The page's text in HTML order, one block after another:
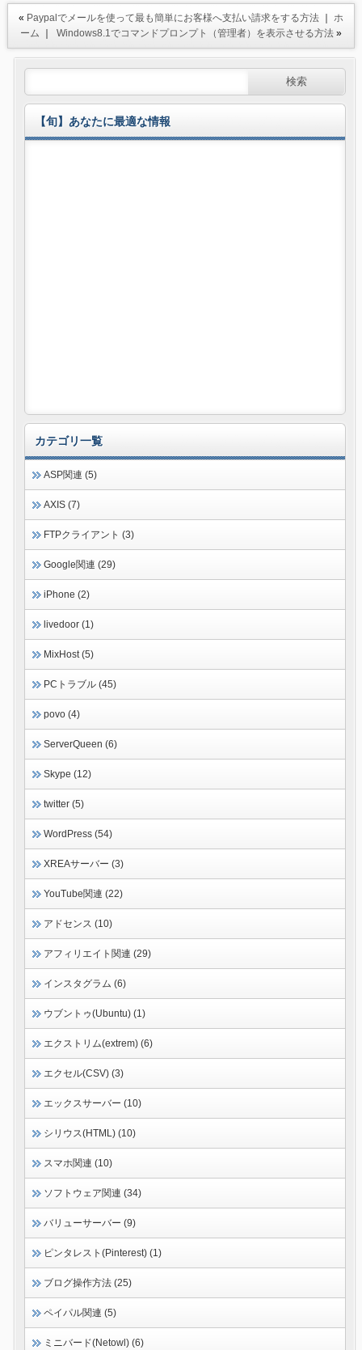
« Paypalでメールを使って最も簡単にお客様へ支払い請求をする方法｜ ホ
ーム
Windows8.1でコマンドプロンプト（管理者）を表示させる方法»
【旬】あなたに最適な情報
カテゴリ一覧
ASP関連 (5)
AXIS (7)
FTPクライアント (3)
Google関連 (29)
iPhone (2)
livedoor (1)
MixHost (5)
PCトラブル (45)
povo (4)
ServerQueen (6)
Skype (12)
twitter (5)
WordPress (54)
XREAサーバー (3)
YouTube関連 (22)
アドセンス (10)
アフィリエイト関連 (29)
インスタグラム (6)
ウブントゥ(Ubuntu) (1)
エクストリム(extrem) (6)
エクセル(CSV) (3)
エックスサーバー (10)
シリウス(HTML) (10)
スマホ関連 (10)
ソフトウェア関連 (34)
バリューサーバー (9)
ピンタレスト(Pinterest) (1)
ブログ操作方法 (25)
ペイパル関連 (5)
ミニバード(Netowl) (6)